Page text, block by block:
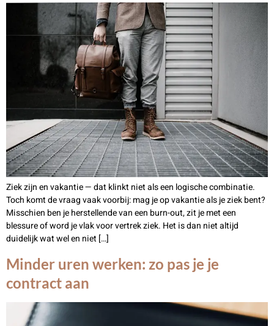
Ziek zijn en vakantie — dat klinkt niet als een logische combinatie.
Toch komt de vraag vaak voorbij: mag je op vakantie als je ziek bent?
Misschien ben je herstellende van een burn-out, zit je met een
blessure of word je vlak voor vertrek ziek. Het is dan niet altijd
duidelijk wat wel en niet […]
Minder uren werken: zo pas je je
contract aan